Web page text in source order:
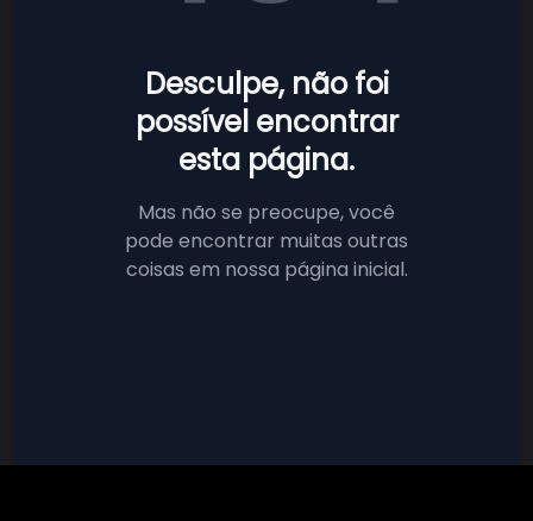
Desculpe, não foi
possível encontrar
esta página.
Mas não se preocupe, você
pode encontrar muitas outras
coisas em nossa página inicial.